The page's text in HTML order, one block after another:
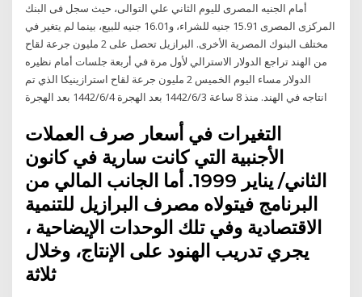
أمام الجنيه المصرى لليوم الثاني علي التوالى، حيث سجل فى البنك
المركزى المصرى 15.91 جنيه للشراء، و16.01 جنيه للبيع، بينما لم يتغير في
مختلف البنوك المصرية الأخرى. البرازيل تحصل على 2 مليون جرعة لقاح
من الهند تراجع الدولار الاسترالي لأول مرة في أربعة جلسات أمام نظيره
الدولار مساء اليوم الخميس 2 مليون جرعة لقاح استرازينيكا الذي تم
انتاجه في الهند. منذ 8 ساعة 3‏‏/6‏‏/1442 بعد الهجرة 4‏‏/6‏‏/1442 بعد الهجرة
التغيرات في أسعار صرف العملات
الأجنبية التي كانت سارية في كانون
الثاني/ يناير 1999. أما الجانب المالي من
البرنامج فيتولاه مصرف البرازيل للتنمية
الاقتصادية وفي تلك الوحدات الإيضاحية ،
يجري تدريب الهنود على الإنتاج، وخلال
ثلاثة